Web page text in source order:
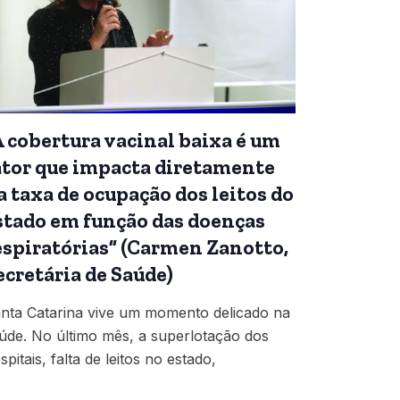
cobertura vacinal baixa é um
que impacta diretamente
taxa de ocupação dos leitos do
em função das doenças
(Carmen Zanotto,
de Saúde)
Catarina vive um momento delicado na
No último mês, a superlotação dos
falta de leitos no estado,